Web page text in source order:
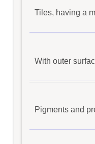
Tiles, having a
With outer
Pigments and